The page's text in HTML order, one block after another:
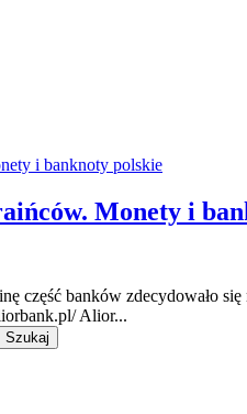
Monety i
część banków zdecydowało
Alior...